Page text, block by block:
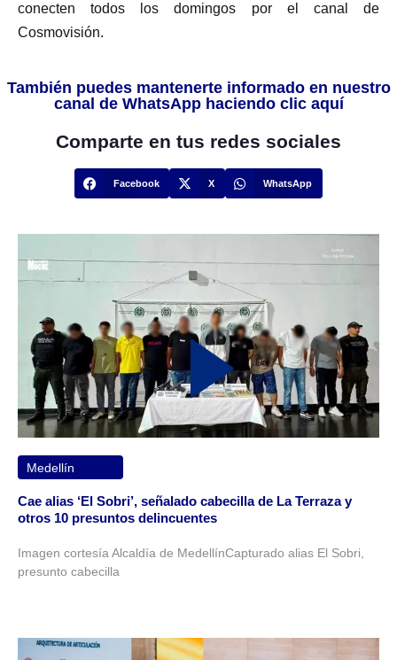
conecten todos los domingos por el canal de
Cosmovisión.
También puedes mantenerte informado en nuestro
canal de WhatsApp haciendo clic aquí
Comparte en tus redes sociales
Facebook X WhatsApp
Medellín
Cae alias ‘El Sobri’, señalado cabecilla de La Terraza y
otros 10 presuntos delincuentes
Imagen cortesía Alcaldía de MedellínCapturado alias El Sobri,
presunto cabecilla